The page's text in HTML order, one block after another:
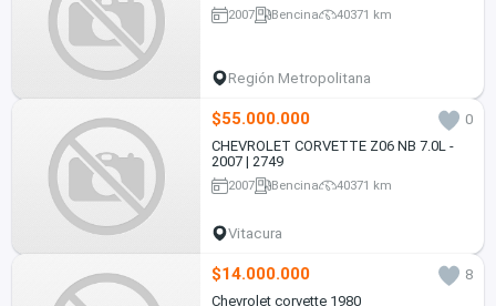
2007 Bencina 40371 km
Región Metropolitana
$55.000.000
0
CHEVROLET CORVETTE Z06 NB 7.0L -
2007 | 2749
2007 Bencina 40371 km
Vitacura
$14.000.000
8
Chevrolet corvette 1980